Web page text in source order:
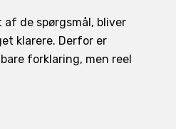
de spørgsmål, bliver
klarere. Derfor er
forklaring, men reel